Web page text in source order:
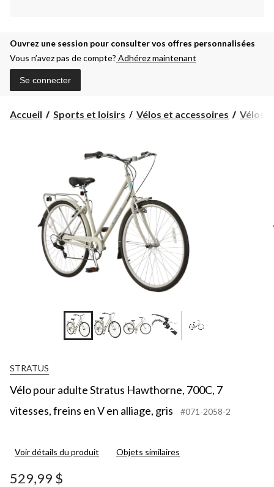
Ouvrez une session pour consulter vos offres personnalisées
Vous n’avez pas de compte? Adhérez maintenant
Se connecter
Accueil Sports et loisirs Vélos et accessoires Vélos
+2
STRATUS
Vélo pour adulte Stratus Hawthorne, 700C, 7
vitesses, freins en V en alliage, gris
#071-2058-2
Voir détails du produit Objets similaires
529,99 $